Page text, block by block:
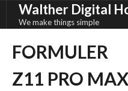
inhoud
Walther Digital
We make things simple
FORMULER
Z11 PRO MAX